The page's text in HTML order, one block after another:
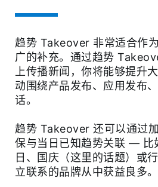
趋势 Takeover 非常适合作
广的补充。通过趋势
上传播新闻，你将能够提升
动围绕产品发布、应用发布
话。
趋势 Takeover 还可以通过
保与当日已知趋势关联 — 比
日、国庆（这里的话题）或
立联系的品牌从中获益良多。